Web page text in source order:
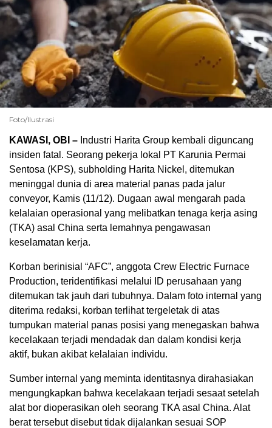
Foto/Ilustrasi
KAWASI, OBI – Industri Harita Group kembali diguncang
insiden fatal. Seorang pekerja lokal PT Karunia Permai
Sentosa (KPS), subholding Harita Nickel, ditemukan
meninggal dunia di area material panas pada jalur
conveyor, Kamis (11/12). Dugaan awal mengarah pada
kelalaian operasional yang melibatkan tenaga kerja asing
(TKA) asal China serta lemahnya pengawasan
keselamatan kerja.
Korban berinisial “AFC”, anggota Crew Electric Furnace
Production, teridentifikasi melalui ID perusahaan yang
ditemukan tak jauh dari tubuhnya. Dalam foto internal yang
diterima redaksi, korban terlihat tergeletak di atas
tumpukan material panas posisi yang menegaskan bahwa
kecelakaan terjadi mendadak dan dalam kondisi kerja
aktif, bukan akibat kelalaian individu.
Sumber internal yang meminta identitasnya dirahasiakan
mengungkapkan bahwa kecelakaan terjadi sesaat setelah
alat bor dioperasikan oleh seorang TKA asal China. Alat
berat tersebut disebut tidak dijalankan sesuai SOP